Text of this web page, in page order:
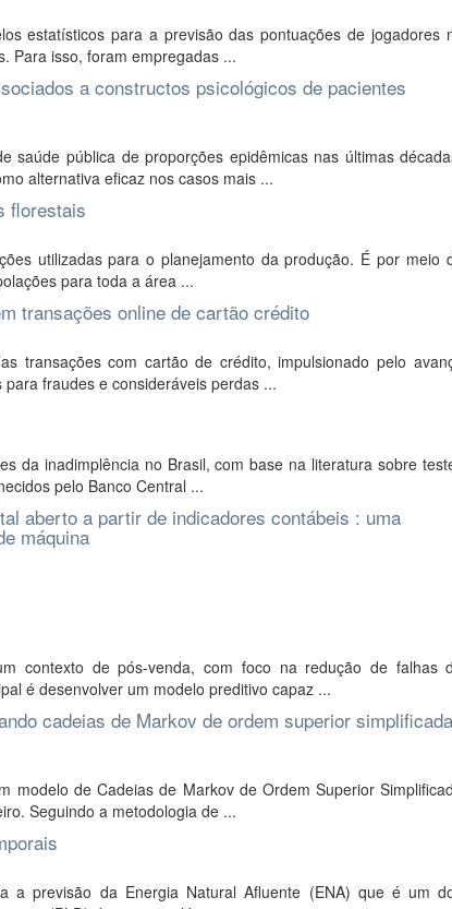
estatísticos para a previsão das pontuações de jogadores
Para isso, foram empregadas ...
a constructos psicológicos de pacientes
pública de proporções epidêmicas nas últimas
alternativa eficaz nos casos mais ...
florestais
utilizadas para o planejamento da produção. É por meio
para toda a área ...
transações online de cartão crédito
transações com cartão de crédito, impulsionado pelo
fraudes e consideráveis perdas ...
da inadimplência no Brasil, com base na literatura sobre
pelo Banco Central ...
aberto a partir de indicadores contábeis : uma
máquina
contexto de pós-venda, com foco na redução de falhas
é desenvolver um modelo preditivo capaz ...
cadeias de Markov de ordem superior
modelo de Cadeias de Markov de Ordem Superior
Seguindo a metodologia de ...
a previsão da Energia Natural Afluente (ENA) que é um